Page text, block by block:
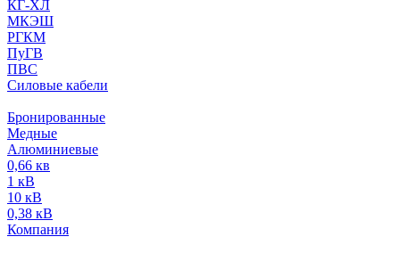
КГ-ХЛ
МКЭШ
РГКМ
ПуГВ
ПВС
Силовые кабели
Бронированные
Медные
Алюминиевые
0,66 кв
1 кВ
10 кВ
0,38 кВ
Компания